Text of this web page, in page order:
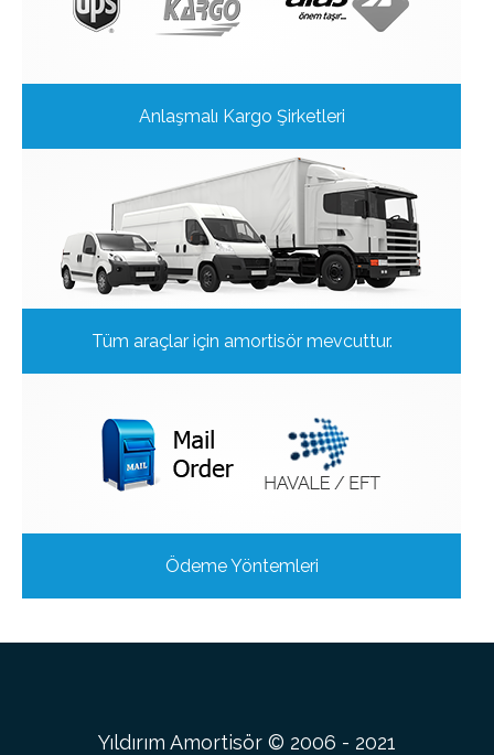
Anlaşmalı Kargo Şirketleri
Tüm araçlar için amortisör mevcuttur.
Ödeme Yöntemleri
Yıldırım Amortisör © 2006 - 2021